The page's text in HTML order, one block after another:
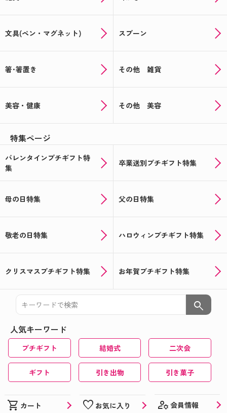
文具(ペン・マグネット) スプーン
箸･箸置き その他 雑貨
美容・健康 その他 美容
特集ページ
バレンタインプチギフト特
集
卒業送別プチギフト特集
母の日特集 父の日特集
敬老の日特集 ハロウィンプチギフト特集
クリスマスプチギフト特集 お年賀プチギフト特集
search
人気キーワード
プチギフト 結婚式 二次会
ギフト 引き出物 引き菓子
shopping_cart カート favorite お気に入り manage_accounts 会員情報